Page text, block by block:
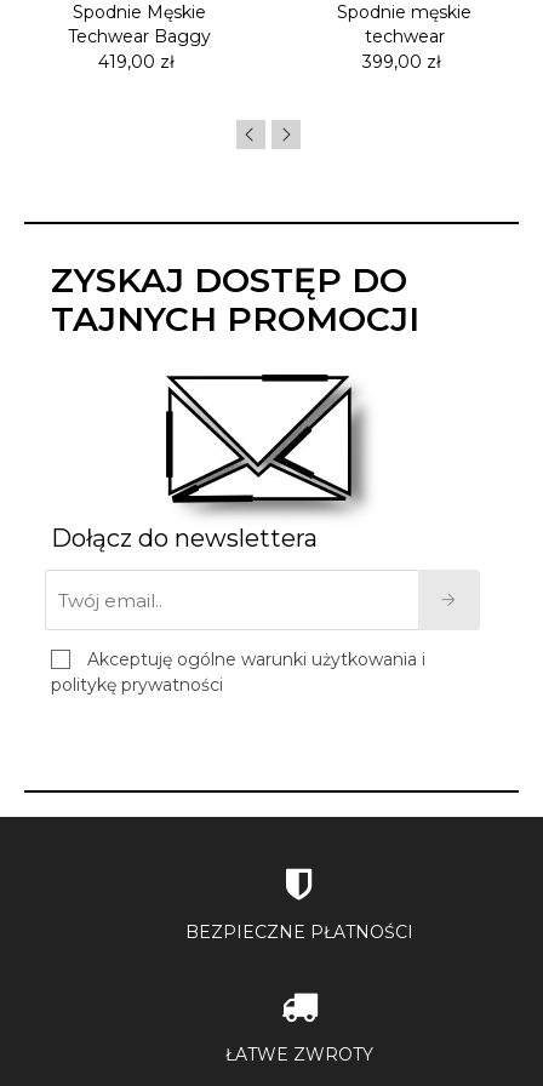
Spodnie Męskie
Techwear Baggy
Cena
419,00 zł
Spodnie męskie
techwear
Cena
399,00 zł
ZYSKAJ DOSTĘP DO
TAJNYCH PROMOCJI
Dołącz do newslettera
Akceptuję ogólne warunki użytkowania i
politykę prywatności
BEZPIECZNE PŁATNOŚCI
ŁATWE ZWROTY